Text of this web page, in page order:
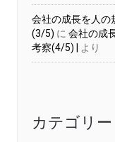
会社の成長を人の
(3/5) に 会社の成
考察(4/5) |
より
カテゴリー